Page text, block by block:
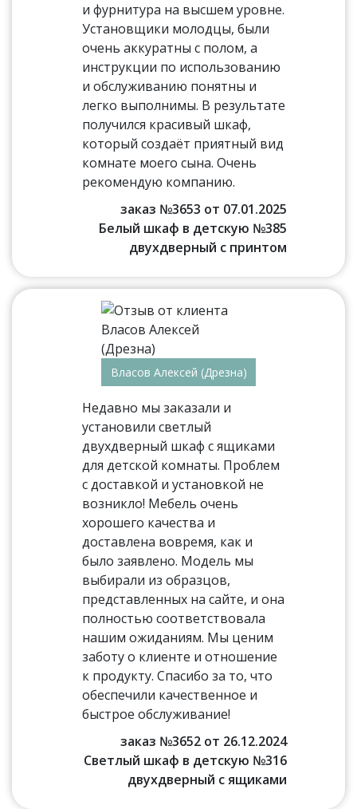
и фурнитура на высшем уровне.
Установщики молодцы, были
очень аккуратны с полом, а
инструкции по использованию
и обслуживанию понятны и
легко выполнимы. В результате
получился красивый шкаф,
который создаёт приятный вид
комнате моего сына. Очень
рекомендую компанию.
заказ №3653 от 07.01.2025
Белый шкаф в детскую №385
двухдверный с принтом
Власов Алексей (Дрезна)
Недавно мы заказали и
установили светлый
двухдверный шкаф с ящиками
для детской комнаты. Проблем
с доставкой и установкой не
возникло! Мебель очень
хорошего качества и
доставлена вовремя, как и
было заявлено. Модель мы
выбирали из образцов,
представленных на сайте, и она
полностью соответствовала
нашим ожиданиям. Мы ценим
заботу о клиенте и отношение
к продукту. Спасибо за то, что
обеспечили качественное и
быстрое обслуживание!
заказ №3652 от 26.12.2024
Светлый шкаф в детскую №316
двухдверный с ящиками